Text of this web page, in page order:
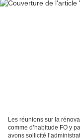
Les réunions sur la
comme d’habitude FO y
avons sollicité